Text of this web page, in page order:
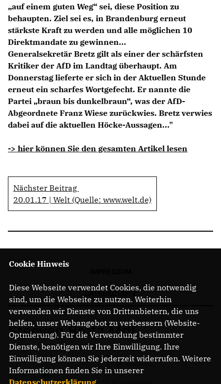
CDU Fraktion im Brandenburger Landtag
CDU Brandenburg
CDU Potsdam
auf einem guten Weg“ sei, diese Position zu
behaupten. Ziel sei es, in Brandenburg erneut
stärkste Kraft zu werden und alle möglichen 10
Direktmandate zu gewinnen...
Generalsekretär Bretz gilt als einer der schärfsten
Kritiker der AfD im Landtag überhaupt. Am
Donnerstag lieferte er sich in der Aktuellen Stunde
erneut ein scharfes Wortgefecht. Er nannte die
Partei „braun bis dunkelbraun“, was der AfD-
Abgeordnete Franz Wiese zurückwies. Bretz verwies
dabei auf die aktuellen Höcke-Aussagen..."
-> hier können Sie den gesamten Artikel lesen
Nächster Beitrag
20.01.17 | Welt (Quelle: www.welt.de)
Steeven Bretz MdL
Cookie Hinweis
Diese Webseite verwendet Cookies, die notwendig
sind, um die Webseite zu nutzen. Weiterhin
verwenden wir Dienste von Drittanbietern, die uns
helfen, unser Webangebot zu verbessern (Website-
Optmierung). Für die Verwendung bestimmter
Dienste, benötigen wir Ihre Einwilligung. Ihre
Einwilligung können Sie jederzeit widerrufen. Weitere
Informationen finden Sie in unserer
Datenschutzerklärung.